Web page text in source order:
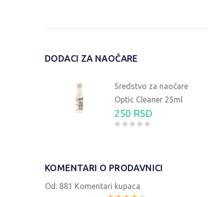
DODACI ZA NAOČARE
Sredstvo za naočare
Optic Cleaner 25ml
250 RSD
KOMENTARI O PRODAVNICI
Od: 881 Komentari kupaca